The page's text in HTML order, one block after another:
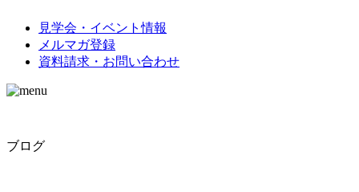
見学会・イベント情報
メルマガ登録
資料請求・お問い合わせ
ブログ